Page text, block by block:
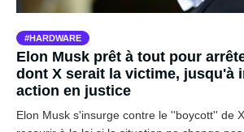
HARDWARE
Elon Musk prêt à tout pour
dont X serait la victime, jusqu'à
action en justice
Elon Musk s'insurge contre le ''boycott'' de